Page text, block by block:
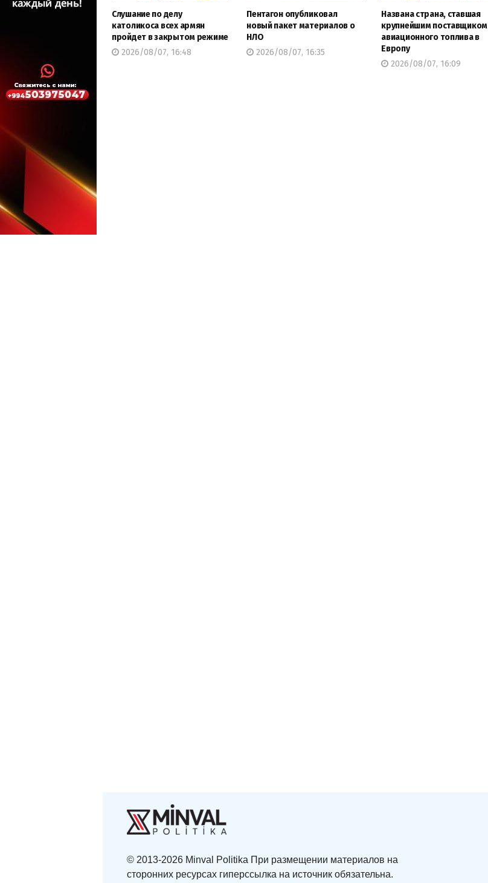
Слушание по делу
католикоса всех армян
пройдет в закрытом режиме
2026/08/07, 16:48
Пентагон опубликовал
новый пакет материалов о
НЛО
2026/08/07, 16:35
Названа страна, ставшая
крупнейшим поставщиком
авиационного топлива в
Европу
2026/08/07, 16:09
© 2013-2026 Minval Politika При размещении материалов на
сторонних ресурсах гиперссылка на источник обязательна.